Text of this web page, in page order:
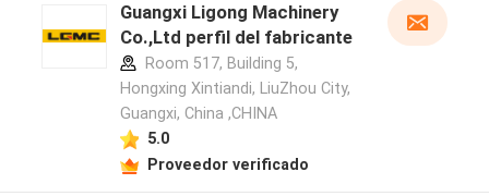
Guangxi Ligong Machinery
Co.,Ltd perfil del fabricante
Room 517, Building 5,
Hongxing Xintiandi, LiuZhou City,
Guangxi, China ,CHINA
5.0
Proveedor verificado